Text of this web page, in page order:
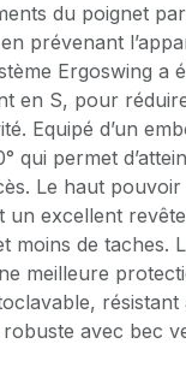
du poignet
prévenant
Ergoswing a
en S, pour
Equipé d’un
qui permet
Le haut
un excellent
moins de taches.
meilleure
résistant
robuste avec bec